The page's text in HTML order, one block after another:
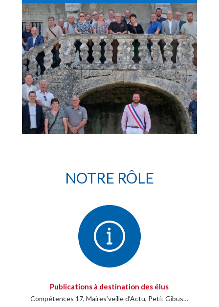
NOTRE RÔLE
Publications à destination des élus
Compétences 17, Maires’veille d’Actu, Petit Gibus…